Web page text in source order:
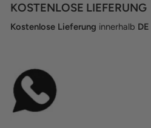
KOSTENLOSE LIEFERUNG
Kostenlose Lieferung innerhalb DE